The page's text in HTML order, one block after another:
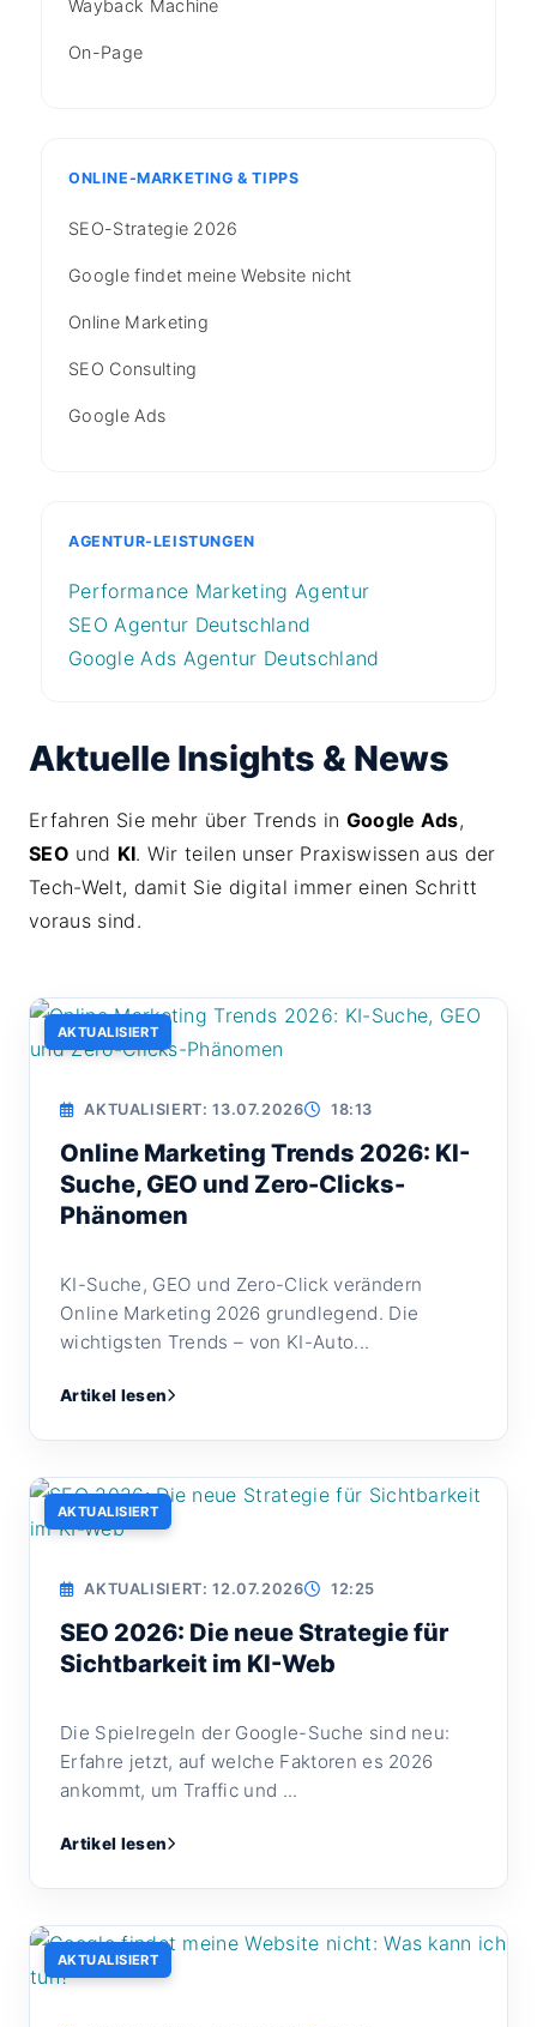
Wayback Machine
On-Page
ONLINE-MARKETING & TIPPS
SEO-Strategie 2026
Google findet meine Website nicht
Online Marketing
SEO Consulting
Google Ads
AGENTUR-LEISTUNGEN
Performance Marketing Agentur
SEO Agentur Deutschland
Google Ads Agentur Deutschland
Aktuelle Insights & News
Erfahren Sie mehr über Trends in Google Ads,
SEO und KI. Wir teilen unser Praxiswissen aus der
Tech-Welt, damit Sie digital immer einen Schritt
voraus sind.
AKTUALISIERT
AKTUALISIERT: 13.07.2026 18:13
Online Marketing Trends 2026: KI-
Suche, GEO und Zero-Clicks-
Phänomen
KI-Suche, GEO und Zero-Click verändern
Online Marketing 2026 grundlegend. Die
wichtigsten Trends – von KI-Auto...
Artikel lesen
AKTUALISIERT
AKTUALISIERT: 12.07.2026 12:25
SEO 2026: Die neue Strategie für
Sichtbarkeit im KI-Web
Die Spielregeln der Google-Suche sind neu:
Erfahre jetzt, auf welche Faktoren es 2026
ankommt, um Traffic und ...
Artikel lesen
AKTUALISIERT